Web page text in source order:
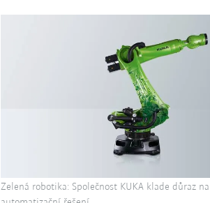
Zelená robotika: Společnost KUKA klade důraz